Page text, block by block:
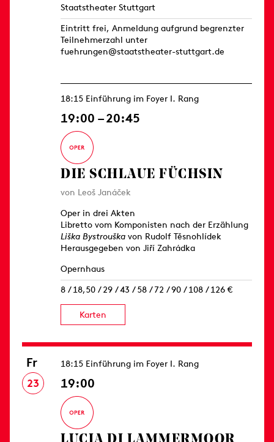
Staatstheater Stuttgart
Eintritt frei, Anmeldung aufgrund begrenzter
Teilnehmerzahl unter
fuehrungen@staatstheater-stuttgart.de
18:15 Einführung im Foyer I. Rang
19:00 – 20:45
DIE SCHLAUE FÜCHSIN
von Leoš Janáček
Oper in drei Akten
Libretto vom Komponisten nach der Erzählung
Liška Bystrouška von Rudolf Těsnohlídek
Herausgegeben von Jiří Zahrádka
Opernhaus
8 / 18,50 / 29 / 43 / 58 / 72 / 90 / 108 / 126 €
Karten
Fr
23
18:15 Einführung im Foyer I. Rang
19:00